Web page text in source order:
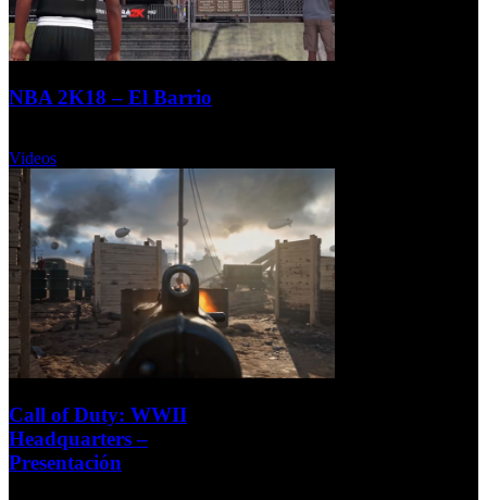
NBA 2K18 – El Barrio
Videos
Call of Duty: WWII
Headquarters –
Presentación